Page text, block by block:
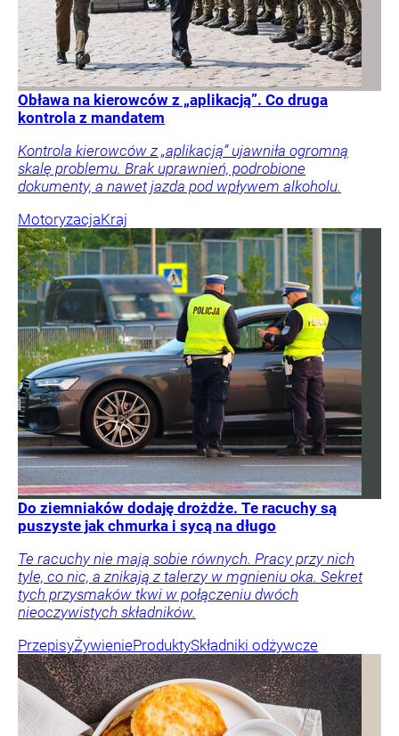
Obława na kierowców z „aplikacją”. Co druga
kontrola z mandatem
Kontrola kierowców z „aplikacją” ujawniła ogromną
skalę problemu. Brak uprawnień, podrobione
dokumenty, a nawet jazda pod wpływem alkoholu.
MotoryzacjaKraj
Do ziemniaków dodaję drożdże. Te racuchy są
puszyste jak chmurka i sycą na długo
Te racuchy nie mają sobie równych. Pracy przy nich
tyle, co nic, a znikają z talerzy w mgnieniu oka. Sekret
tych przysmaków tkwi w połączeniu dwóch
nieoczywistych składników.
PrzepisyŻywienieProduktySkładniki odżywcze